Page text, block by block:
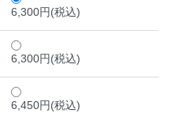
6,300円(税込)
6,300円(税込)
6,450円(税込)